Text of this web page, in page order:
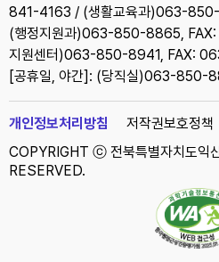
841-4163 / (생활교육과)063-
(행정지원과)063-850-8865,
지원센터)063-850-8941, FAX:
[공휴일, 야간]: (당직실)063-850-
개인정보처리방침 저작권보호정책
COPYRIGHT ⓒ 전북특별자치도익
RESERVED.